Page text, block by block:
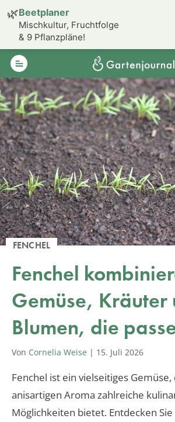
FENCHEL
Fenchel
Gemüse, Kräuter
Blumen, die
Von Cornelia Weise | 15. Juli 2026
Fenchel ist ein vielseitiges
anisartigen Aroma zahlreiche
Möglichkeiten bietet. Entdecken Sie
🌿Beetplaner
Mischkultur, Fruchtfolge
& 9 Pflanzpläne!